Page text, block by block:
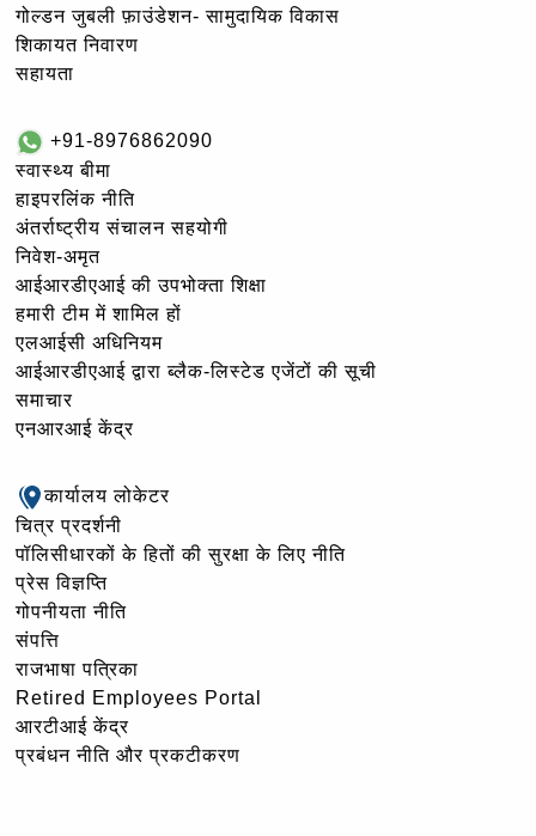
गोल्‍डन जुबली फ़ाउंडेशन- सामुदायिक विकास
शिकायत निवारण
सहायता
+91-8976862090
स्वास्थ्य बीमा
हाइपरलिंक नीति
अंतर्राष्ट्रीय संचालन सहयोगी
निवेश-अमृत
आईआरडीएआई की उपभोक्ता शिक्षा
हमारी टीम में शामिल हों
एलआईसी अधिनियम
आईआरडीएआई द्वारा ब्लैक-लिस्टेड एजेंटों की सूची
समाचार
एनआरआई केंद्र
कार्यालय लोकेटर
चित्र प्रदर्शनी
पॉलिसीधारकों के हितों की सुरक्षा के लिए नीति
प्रेस विज्ञप्ति
गोपनीयता नीति
संपत्ति
राजभाषा पत्रिका
Retired Employees Portal
आरटीआई केंद्र
प्रबंधन नीति और प्रकटीकरण